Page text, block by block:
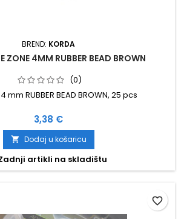
BREND: KORDA
ZONE 4MM RUBBER BEAD BROWN
(0)
mm RUBBER BEAD BROWN, 25 pcs
Cijena
3,38 €
 Dodaj u košaricu
artikli na skladištu
favorite_border